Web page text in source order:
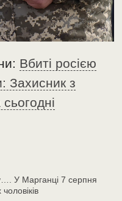
Вбиті росією
Захисник з
У Марганці 7 серпня